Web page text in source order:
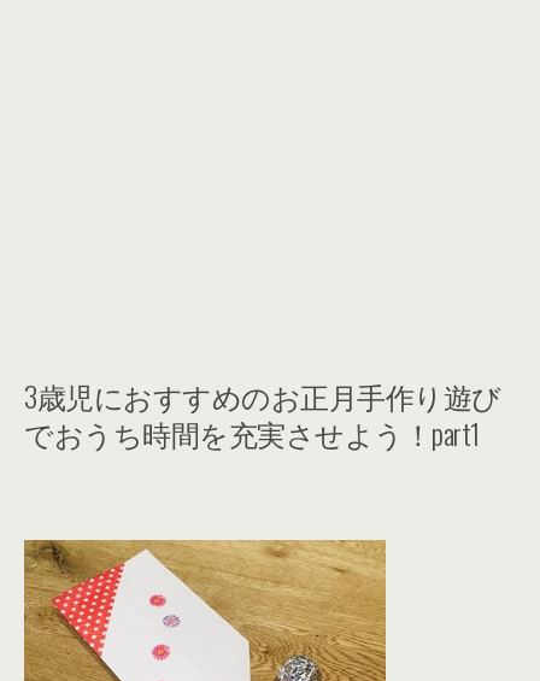
3歳児におすすめのお正月手作り遊び
でおうち時間を充実させよう！part1